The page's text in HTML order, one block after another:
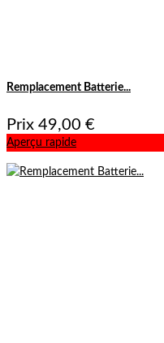
Remplacement Batterie...
Prix 49,00 €
Aperçu rapide